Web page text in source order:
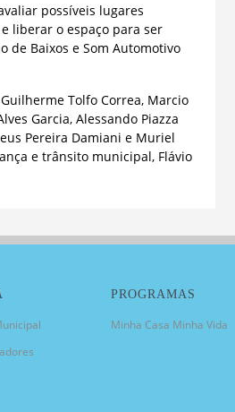
possíveis lugares
liberar o espaço para ser
de Baixos e Som Automotivo
Tolfo Correa, Marcio
Garcia, Alessando Piazza
Pereira Damiani e Muriel
e trânsito municipal, Flávio
PROGRAMAS
Minha Casa Minha Vida